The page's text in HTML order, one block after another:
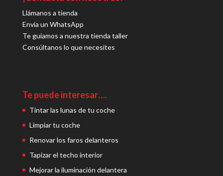
Llámanos a tienda
Envía un WhatsApp
Te guiamos a nuestra tienda taller
Consúltanos lo que necesites
Te puede interesar….
Tintar las lunas de tu coche
Limpiar tu coche
Renovar los faros delanteros
Tapizar el techo interior
Mejorar la iluminación delantera